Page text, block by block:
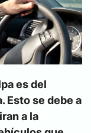
es del
Esto se debe a
a la